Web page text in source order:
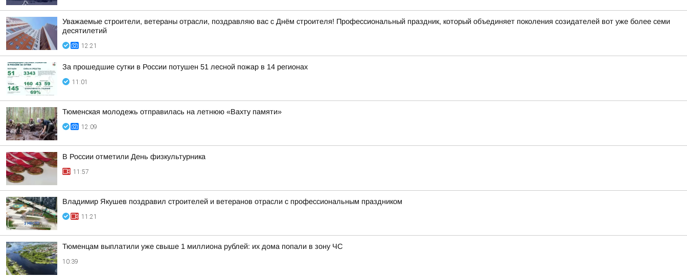
Уважаемые строители, ветераны отрасли, поздравляю вас с Днём строителя! Профессиональный праздник, который объединяет поколения созидателей вот уже более семи
десятилетий
12:21
За прошедшие сутки в России потушен 51 лесной пожар в 14 регионах
11:01
Тюменская молодежь отправилась на летнюю «Вахту памяти»
12:09
В России отметили День физкультурника
11:57
Владимир Якушев поздравил строителей и ветеранов отрасли с профессиональным праздником
11:21
Тюменцам выплатили уже свыше 1 миллиона рублей: их дома попали в зону ЧС
10:39